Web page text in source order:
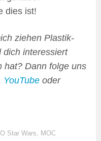
dies ist!
ziehen Plastik-
dich interessiert
hat? Dann folge uns
YouTube oder
Star Wars MOC